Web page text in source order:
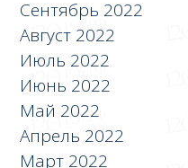
Сентябрь 2022
Август 2022
Июль 2022
Июнь 2022
Май 2022
Апрель 2022
Март 2022